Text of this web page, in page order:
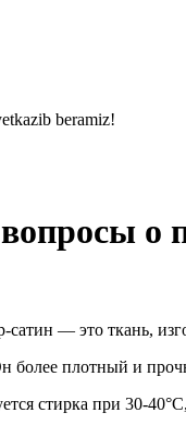
beramiz!
о
сатин — это ткань,
более плотный и
стирка при 30-